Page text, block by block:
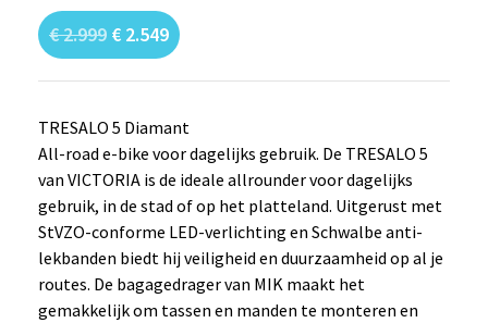
€2.999 € 2.549
TRESALO 5 Diamant
All-road e-bike voor dagelijks gebruik. De TRESALO 5
van VICTORIA is de ideale allrounder voor dagelijks
gebruik, in de stad of op het platteland. Uitgerust met
StVZO-conforme LED-verlichting en Schwalbe anti-
lekbanden biedt hij veiligheid en duurzaamheid op al je
routes. De bagagedrager van MIK maakt het
gemakkelijk om tassen en manden te monteren en